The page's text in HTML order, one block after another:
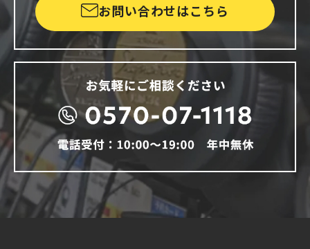
お問い合わせはこちら